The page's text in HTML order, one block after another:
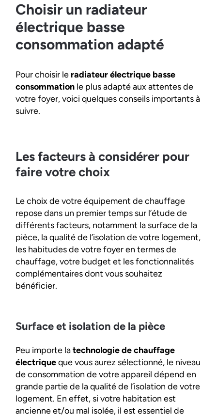
Choisir un radiateur
électrique basse
consommation adapté
Pour choisir le radiateur électrique basse
consommation le plus adapté aux attentes de
votre foyer, voici quelques conseils importants à
suivre.
Les facteurs à considérer pour
faire votre choix
Le choix de votre équipement de chauffage
repose dans un premier temps sur l’étude de
différents facteurs, notamment la surface de la
pièce, la qualité de l’isolation de votre logement,
les habitudes de votre foyer en termes de
chauffage, votre budget et les fonctionnalités
complémentaires dont vous souhaitez
bénéficier.
Surface et isolation de la pièce
Peu importe latechnologie de chauffage
électriqueque vous aurez sélectionné, le niveau
de consommation de votre appareil dépend en
grande partie de la qualité de l’isolation de votre
logement. En effet, si votre habitation est
ancienne et/ou mal isolée, il est essentiel de